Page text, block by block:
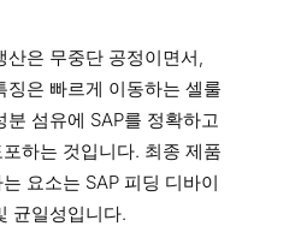
산은 무중단 공정이면서,
징은 빠르게 이동하는 셀룰
분 섬유에 SAP를 정확하고
하는 것입니다. 최종 제품
요소는 SAP 피딩 디바이
균일성입니다.